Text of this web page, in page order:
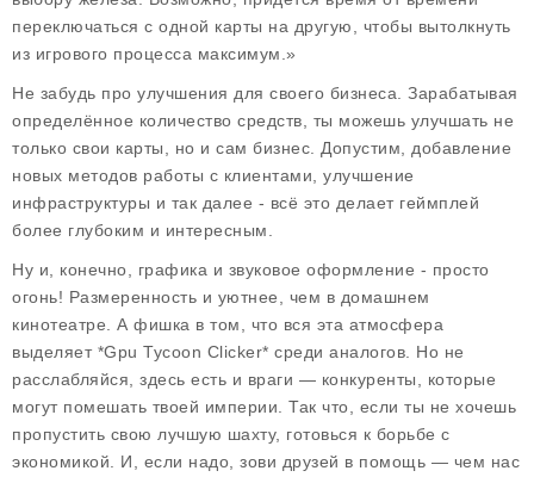
переключаться с одной карты на другую, чтобы вытолкнуть
из игрового процесса максимум.»
Не забудь про улучшения для своего бизнеса. Зарабатывая
определённое количество средств, ты можешь улучшать не
только свои карты, но и сам бизнес. Допустим, добавление
новых методов работы с клиентами, улучшение
инфраструктуры и так далее - всё это делает геймплей
более глубоким и интересным.
Ну и, конечно, графика и звуковое оформление - просто
огонь! Размеренность и уютнее, чем в домашнем
кинотеатре. А фишка в том, что вся эта атмосфера
выделяет *Gpu Tycoon Clicker* среди аналогов. Но не
расслабляйся, здесь есть и враги — конкуренты, которые
могут помешать твоей империи. Так что, если ты не хочешь
пропустить свою лучшую шахту, готовься к борьбе с
экономикой. И, если надо, зови друзей в помощь — чем нас